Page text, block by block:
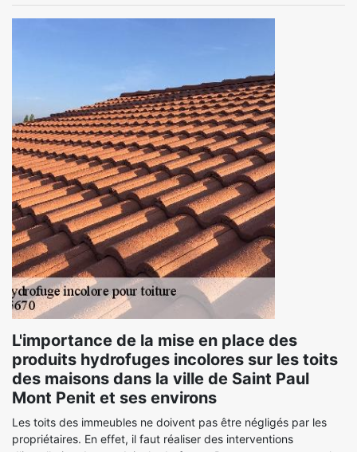
L'importance de la mise en place des
produits hydrofuges incolores sur les toits
des maisons dans la ville de Saint Paul
Mont Penit et ses environs
Les toits des immeubles ne doivent pas être négligés par les
propriétaires. En effet, il faut réaliser des interventions